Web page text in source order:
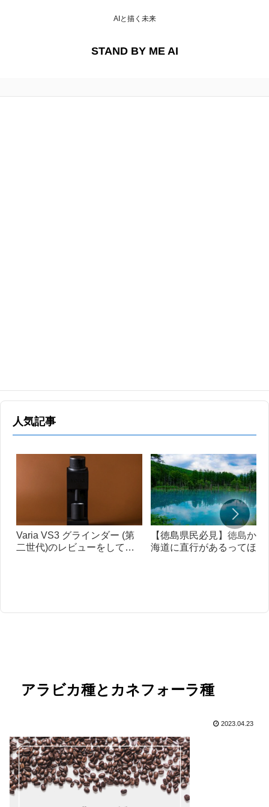
AIと描く未来
STAND BY ME AI
人気記事
Varia VS3 グラインダー (第
二世代)のレビューをしてみ
【徳島県民必見】徳島から
海道に直行があるってほん
アラビカ種とカネフォーラ種
2023.04.23